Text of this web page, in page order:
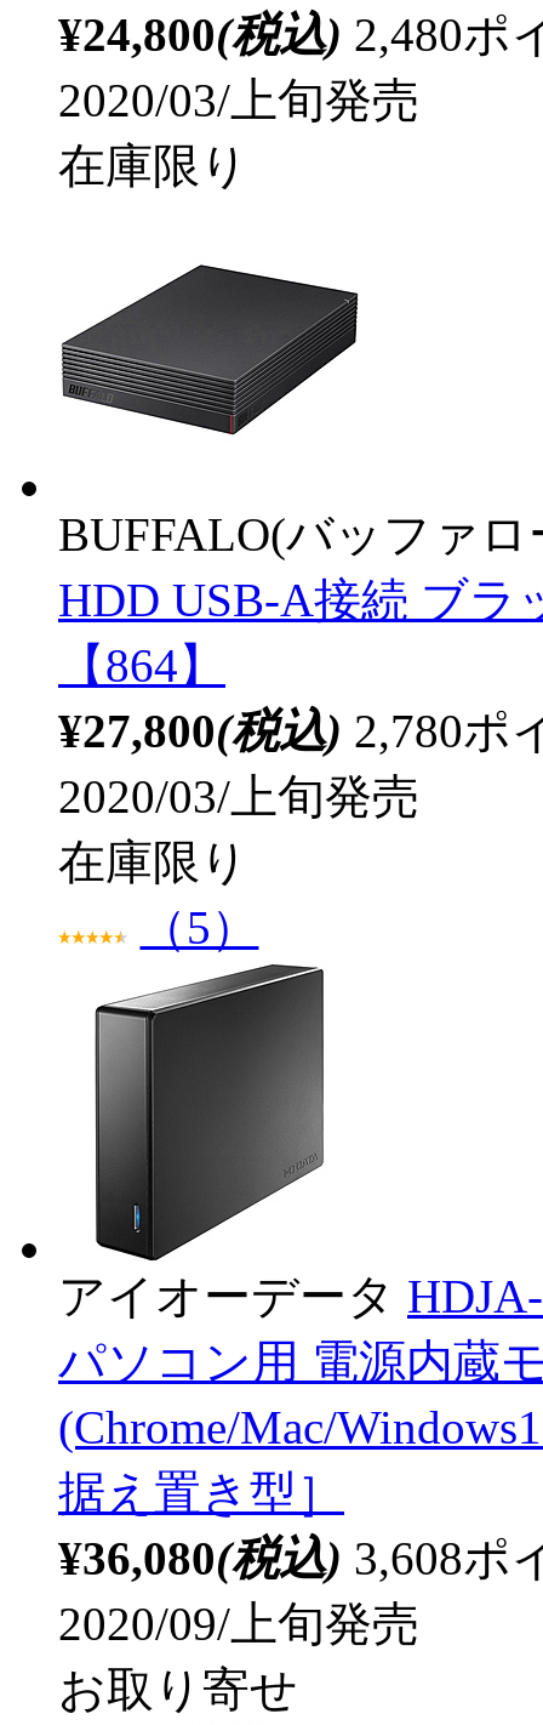
¥24,800(税込) 2,480ポ
2020/03/上旬発売
在庫限り
BUFFALO(バッファロ
HDD USB-A接続 ブラ
【864】
¥27,800(税込) 2,780ポ
2020/03/上旬発売
在庫限り
（5）
アイオーデータ
パソコン用 電源内蔵
(Chrome/Mac/
据え置き型］
¥36,080(税込) 3,608ポ
2020/09/上旬発売
お取り寄せ